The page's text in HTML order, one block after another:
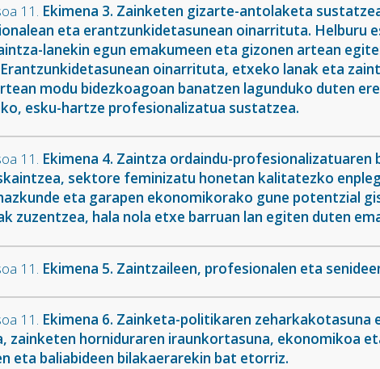
11. Ekimena 3. Zainketen gizarte-antolaketa
eta erantzunkidetasunean oinarrituta. Helburu
lanekin egun emakumeen eta gizonen artean
oinarrituta, etxeko lanak eta
modu bidezkoagoan banatzen lagunduko duten
esku-hartze profesionalizatua sustatzea.
11. Ekimena 4. Zaintza ordaindu-
sektore feminizatu honetan kalitatezko
eta garapen ekonomikorako gune potentzial
zuzentzea, hala nola etxe barruan lan egiten duten
11. Ekimena 5. Zaintzaileen, profesionalen eta
11. Ekimena 6. Zainketa-politikaren
zainketen horniduraren iraunkortasuna, ekonomikoa
eta baliabideen bilakaerarekin bat etorriz.